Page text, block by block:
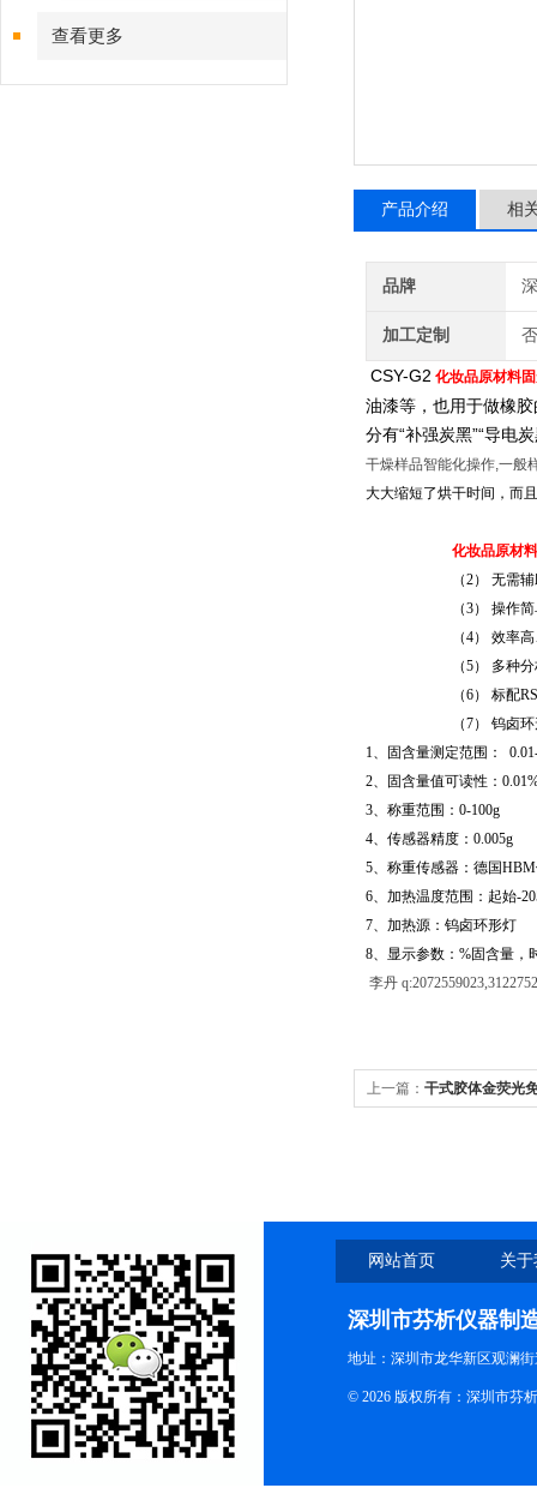
查看更多
产品介绍 相
品牌
加工定制 否
CSY-G2 化妆品原材料
油漆等，也用于做橡胶
分有“补强炭黑”“导电
干燥样品智能化操作,一般
大大缩短了烘干时间，而
化妆品原材
（2） 无需
（3） 操作
（4） 效率
（5） 多种
（6） 标配
（7） 钨卤
1、固含量测定范围：
2、固含量值可读性：
3、称重范围： 0-100g
4、传感器精度： 0.005g
5、称重传感器： 德国HBM
6、加热温度范围：起始-
7、加热源：钨卤环形灯
8、显示参数： %固含量，
李丹
上一篇： 干式胶体金荧光
网站首页 关
深圳市芬析仪器制
地址：深圳市龙华新区观澜
© 2026 版权所有：深圳市芬